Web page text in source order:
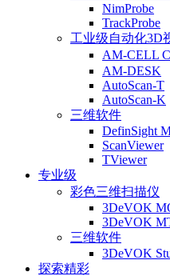
NimProbe
TrackProbe
工业级自动化3D
AM-CELL
AM-DESK
AutoScan-T
AutoScan-K
三维软件
DefinSight
ScanViewer
TViewer
专业级
彩色三维扫描仪
3DeVOK
3DeVOK
三维软件
3DeVOK
探索精彩